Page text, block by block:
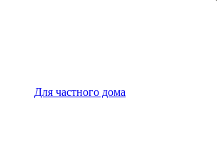
Для частного дома